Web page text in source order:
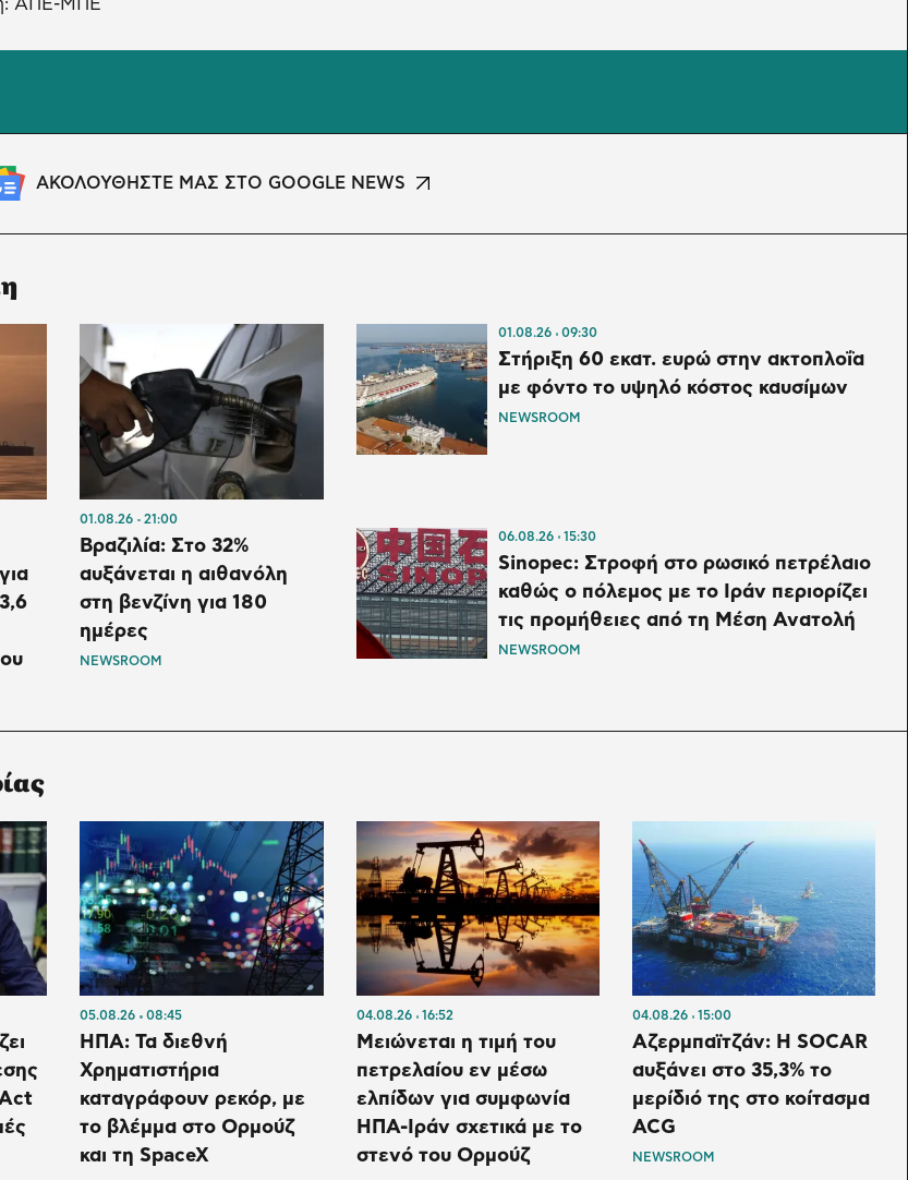
ΑΚΟΛΟΥΘΗΣΤΕ ΜΑΣ ΣΤΟ GOOGLE NEWS
01.08.26 21:00
Βραζιλία: Στο 32%
αυξάνεται η αιθανόλη
στη βενζίνη για 180
ημέρες
NEWSROOM
01.08.26 09:30
Στήριξη 60 εκατ. ευρώ στην ακτοπλοΐα
με φόντο το υψηλό κόστος καυσίμων
NEWSROOM
06.08.26 15:30
Sinopec: Στροφή στο ρωσικό πετρέλαιο
καθώς ο πόλεμος με το Ιράν περιορίζει
τις προμήθειες από τη Μέση Ανατολή
NEWSROOM
05.08.26 08:45
ΗΠΑ: Τα διεθνή
Χρηματιστήρια
καταγράφουν ρεκόρ, με
το βλέμμα στο Ορμούζ
και τη SpaceX
04.08.26 16:52
Μειώνεται η τιμή του
πετρελαίου εν μέσω
ελπίδων για συμφωνία
ΗΠΑ-Ιράν σχετικά με το
στενό του Ορμούζ
04.08.26 15:00
Αζερμπαϊτζάν: Η SOCAR
αυξάνει στο 35,3% το
μερίδιό της στο κοίτασμα
ACG
NEWSROOM